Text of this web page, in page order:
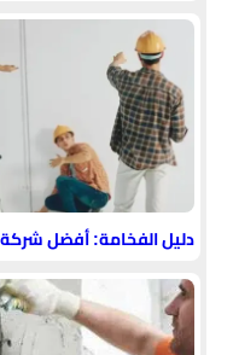
دليل الفخامة: أفضل